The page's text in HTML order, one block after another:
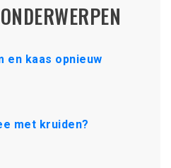
en kaas opnieuw
met kruiden?